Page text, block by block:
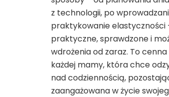
z technologii, po
praktykowanie elastyczności
praktyczne, sprawdzone i
wdrożenia od zaraz. To
każdej mamy, która chce
nad codziennością,
zaangażowana w życie